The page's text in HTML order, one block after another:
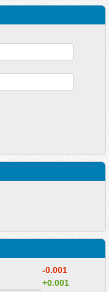
-0.001
+0.001